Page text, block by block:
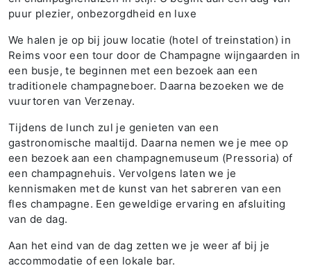
puur plezier, onbezorgdheid en luxe
We halen je op bij jouw locatie (hotel of treinstation) in
Reims voor een tour door de Champagne wijngaarden in
een busje, te beginnen met een bezoek aan een
traditionele champagneboer. Daarna bezoeken we de
vuurtoren van Verzenay.
Tijdens de lunch zul je genieten van een
gastronomische maaltijd. Daarna nemen we je mee op
een bezoek aan een champagnemuseum (Pressoria) of
een champagnehuis. Vervolgens laten we je
kennismaken met de kunst van het sabreren van een
fles champagne. Een geweldige ervaring en afsluiting
van de dag.
Aan het eind van de dag zetten we je weer af bij je
accommodatie of een lokale bar.